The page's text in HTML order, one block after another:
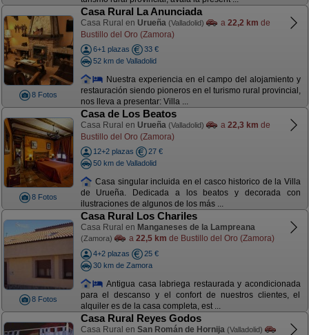
8 Fotos
Casa Rural La Anunciada
Casa Rural en Urueña (Valladolid) a 22,2 km de
Bustillo del Oro (Zamora)
6+1 plazas
33 €
52 km de Valladolid
Nuestra experiencia en el campo del alojamiento y
restauración siendo pioneros en el turismo rural provincial,
nos lleva a presentar: Villa ...
8 Fotos
Casa de Los Beatos
Casa Rural en Urueña (Valladolid) a 22,3 km de
Bustillo del Oro (Zamora)
12+2 plazas
27 €
50 km de Valladolid
Casa singular incluida en el casco historico de la Villa
de Urueña. Dedicada a los beatos y decorada con
ilustraciones de algunos de los más ...
8 Fotos
Casa Rural Los Chariles
Casa Rural en Manganeses de la Lampreana
(Zamora) a 22,5 km de Bustillo del Oro (Zamora)
4+2 plazas
25 €
30 km de Zamora
Antigua casa labriega restaurada y acondicionada
para el descanso y el confort de nuestros clientes, el
alquiler es de la casa completa, est ...
Casa Rural Reyes Godos
Casa Rural en San Román de Hornija (Valladolid)